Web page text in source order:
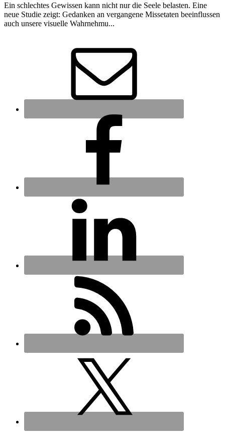
Ein schlechtes Gewissen kann nicht nur die Seele belasten. Eine
neue Studie zeigt: Gedanken an vergangene Missetaten beeinflussen
auch unsere visuelle Wahrnehmu...